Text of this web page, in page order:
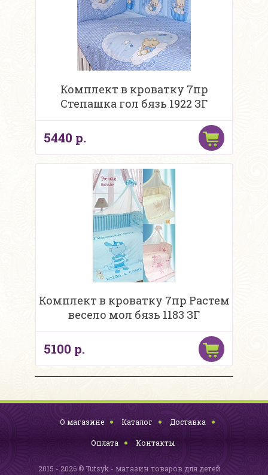
Комплект в кроватку 7пр
Степашка гол бязь 1922 ЗГ
5440 р.
Комплект в кроватку 7пр Растем
весело мол бязь 1183 ЗГ
5100 р.
О магазине Каталог Доставка
Оплата Контакты
2015 - 2026 © Tutsyk - магазин товаров для детей